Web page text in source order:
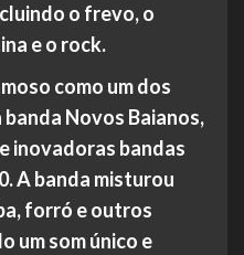
o frevo, o
e o rock.
como um dos
Novos Baianos,
inovadoras bandas
A banda misturou
forró e outros
um som único e